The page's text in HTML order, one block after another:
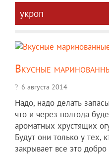
укроп
Вкусные
6 августа 2014
Надо, надо делать
что и через полгода
ароматных хрустящих
Будут они только у тех,
закрывает все это